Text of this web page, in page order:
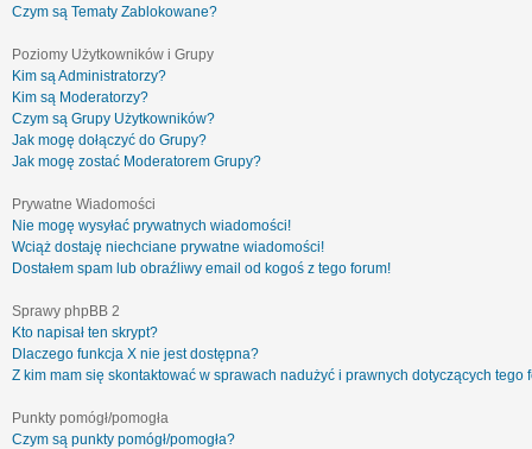
Czym są Tematy Zablokowane?
Poziomy Użytkowników i Grupy
Kim są Administratorzy?
Kim są Moderatorzy?
Czym są Grupy Użytkowników?
Jak mogę dołączyć do Grupy?
Jak mogę zostać Moderatorem Grupy?
Prywatne Wiadomości
Nie mogę wysyłać prywatnych wiadomości!
Wciąż dostaję niechciane prywatne wiadomości!
Dostałem spam lub obraźliwy email od kogoś z tego forum!
Sprawy phpBB 2
Kto napisał ten skrypt?
Dlaczego funkcja X nie jest dostępna?
Z kim mam się skontaktować w sprawach nadużyć i prawnych dotyczących tego
Punkty pomógł/pomogła
Czym są punkty pomógł/pomogła?